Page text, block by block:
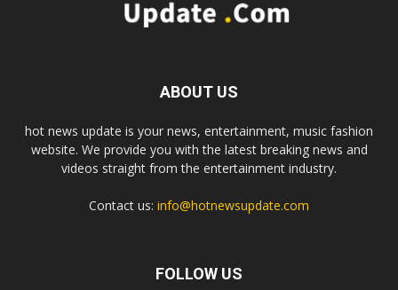
ABOUT US
hot news update is your news, entertainment, music fashion
website. We provide you with the latest breaking news and
videos straight from the entertainment industry.
Contact us: info@hotnewsupdate.com
FOLLOW US